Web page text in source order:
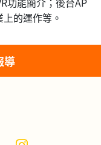
的運作等。
導